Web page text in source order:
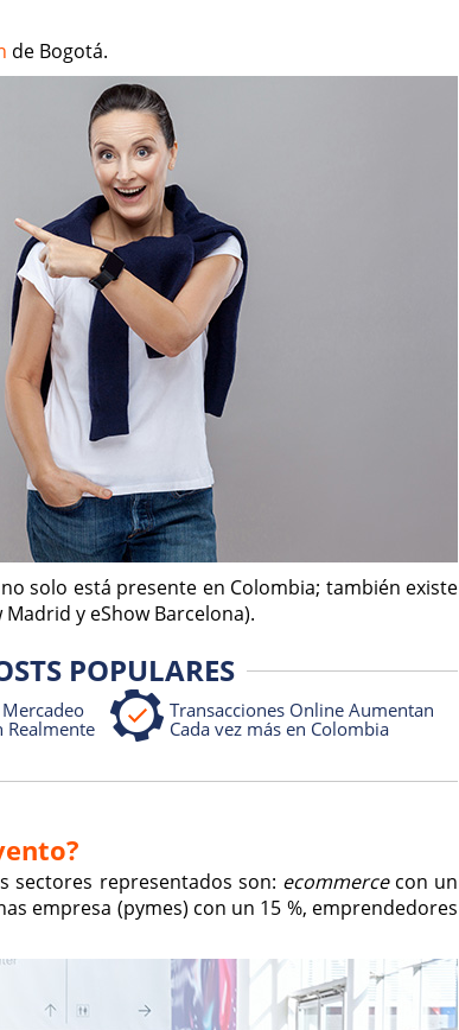
de Bogotá.
solo está presente en Colombia; también existe
y eShow Barcelona).
POPULARES
Realmente
Transacciones Online Aumentan
Cada vez más en Colombia
sectores representados son: ecommercecon un
empresa (pymes) con un 15 %, emprendedores